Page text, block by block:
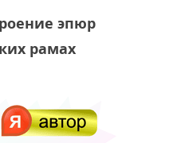
эпюр
рамах